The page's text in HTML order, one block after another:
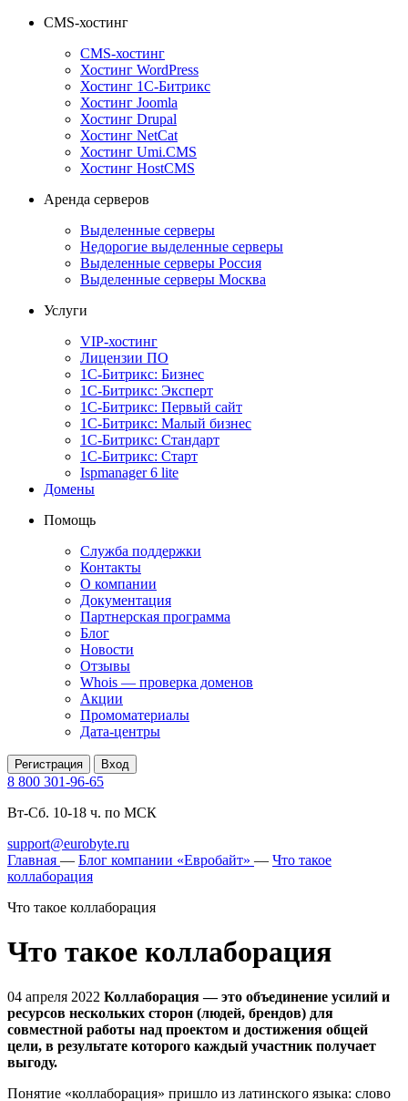
CMS-хостинг
CMS-хостинг
Хостинг WordPress
Хостинг 1С-Битрикс
Хостинг Joomla
Хостинг Drupal
Хостинг NetCat
Хостинг Umi.CMS
Хостинг HostCMS
Аренда серверов
Выделенные серверы
Недорогие выделенные серверы
Выделенные серверы Россия
Выделенные серверы Москва
Услуги
VIP-хостинг
Лицензии ПО
1С-Битрикс: Бизнес
1С-Битрикс: Эксперт
1С-Битрикс: Первый сайт
1С-Битрикс: Малый бизнес
1С-Битрикс: Стандарт
1С-Битрикс: Старт
Ispmanager 6 lite
Домены
Помощь
Служба поддержки
Контакты
О компании
Документация
Партнерская программа
Блог
Новости
Отзывы
Whois — проверка доменов
Акции
Промоматериалы
Дата-центры
Регистрация Вход
8 800 301-96-65
Вт-Сб. 10-18 ч. по МСК
support@eurobyte.ru
Главная — Блог компании «Евробайт» — Что такое
коллаборация
Что такое коллаборация
Что такое коллаборация
04 апреля 2022 Коллаборация — это объединение усилий и
ресурсов нескольких сторон (людей, брендов) для
совместной работы над проектом и достижения общей
цели, в результате которого каждый участник получает
выгоду.
Понятие «коллаборация» пришло из латинского языка: слово